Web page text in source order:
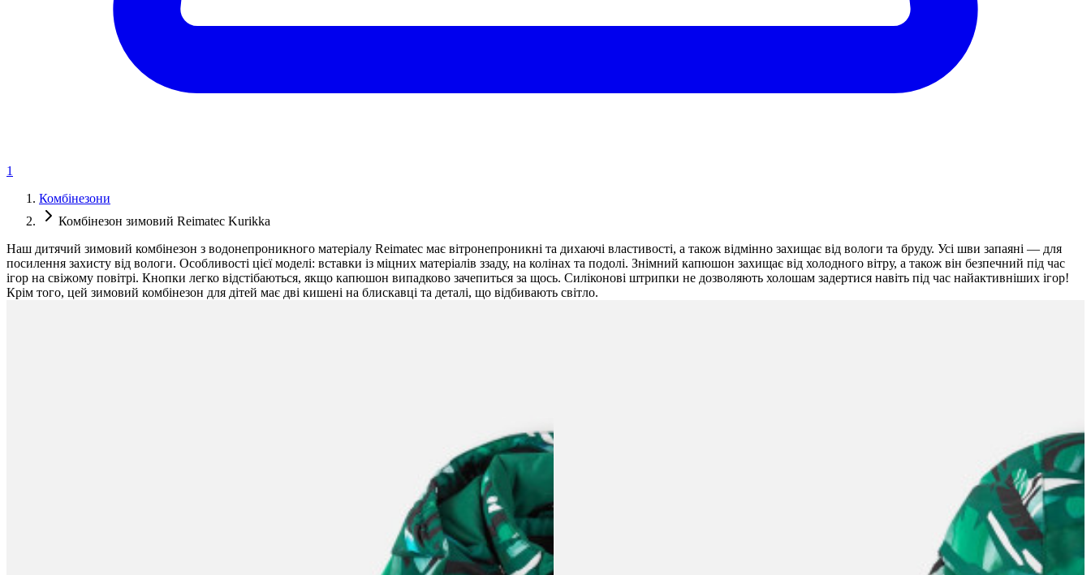
1
Комбінезони
Комбінезон зимовий Reimatec Kurikka
Наш дитячий зимовий комбінезон з водонепроникного матеріалу Reimatec має вітронепроникні та дихаючі властивості, а також відмінно захищає від вологи та бруду. Усі шви запаяні — для
посилення захисту від вологи. Особливості цієї моделі: вставки із міцних матеріалів ззаду, на колінах та подолі. Знімний капюшон захищає від холодного вітру, а також він безпечний під час
ігор на свіжому повітрі. Кнопки легко відстібаються, якщо капюшон випадково зачепиться за щось. Силіконові штрипки не дозволяють холошам задертися навіть під час найактивніших ігор!
Крім того, цей зимовий комбінезон для дітей має дві кишені на блискавці та деталі, що відбивають світло.